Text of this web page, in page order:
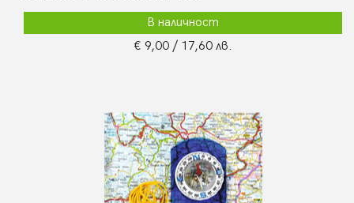
В наличност
€ 9,00 / 17,60 лв.